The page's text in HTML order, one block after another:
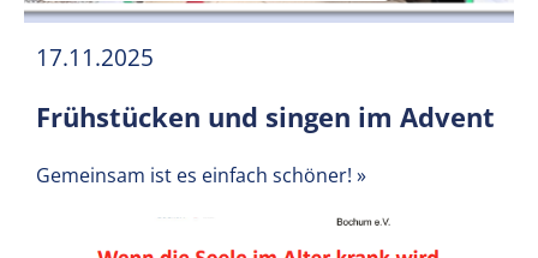
17.11.2025
Frühstücken und singen im Advent
Gemeinsam ist es einfach schöner! »